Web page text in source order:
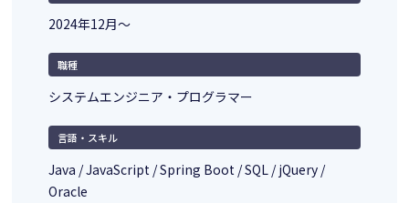
2024年12月〜
職種
システムエンジニア・プログラマー
言語・スキル
Java / JavaScript / Spring Boot / SQL / jQuery /
Oracle